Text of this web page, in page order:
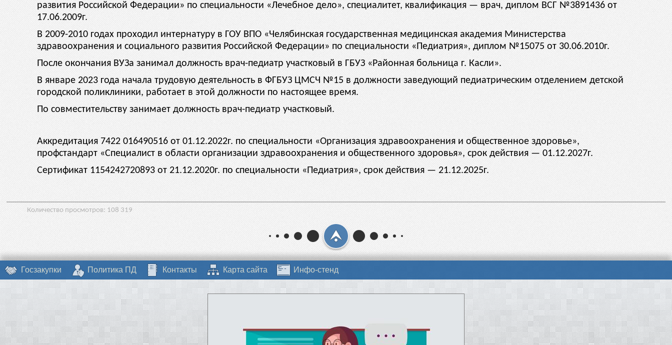
развития Российской Федерации» по специальности «Лечебное дело», специалитет, квалификация — врач, диплом ВСГ №3891436 от
17.06.2009г.
В 2009-2010 годах проходил интернатуру в ГОУ ВПО «Челябинская государственная медицинская академия Министерства
здравоохранения и социального развития Российской Федерации» по специальности «Педиатрия», диплом №15075 от 30.06.2010г.
После окончания ВУЗа занимал должность врач-педиатр участковый в ГБУЗ «Районная больница г. Касли».
В январе 2023 года начала трудовую деятельность в ФГБУЗ ЦМСЧ №15 в должности заведующий педиатрическим отделением детской
городской поликлиники, работает в этой должности по настоящее время.
По совместительству занимает должность врач-педиатр участковый.
Аккредитация 7422 016490516 от 01.12.2022г. по специальности «Организация здравоохранения и общественное здоровье»,
профстандарт «Специалист в области организации здравоохранения и общественного здоровья», срок действия — 01.12.2027г.
Сертификат 1154242720893 от 21.12.2020г. по специальности «Педиатрия», срок действия — 21.12.2025г.
Количество просмотров: 108 319
Госзакупки Политика ПД Контакты Карта сайта Инфо-стенд